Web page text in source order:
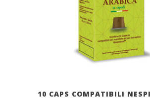
10 CAPS COMPATIBILI